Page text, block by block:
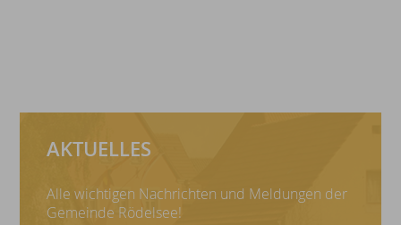
AKTUELLES
Alle wichtigen Nachrichten und Meldungen der
Gemeinde Rödelsee!